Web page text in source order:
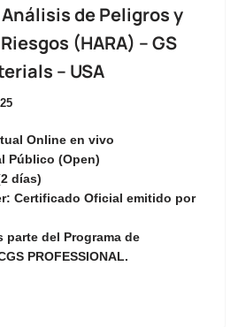
de Peligros y
(HARA) – GS
– USA
Online en vivo
Público (Open)
días)
Certificado Oficial emitido por
parte del Programa de
PROFESSIONAL.